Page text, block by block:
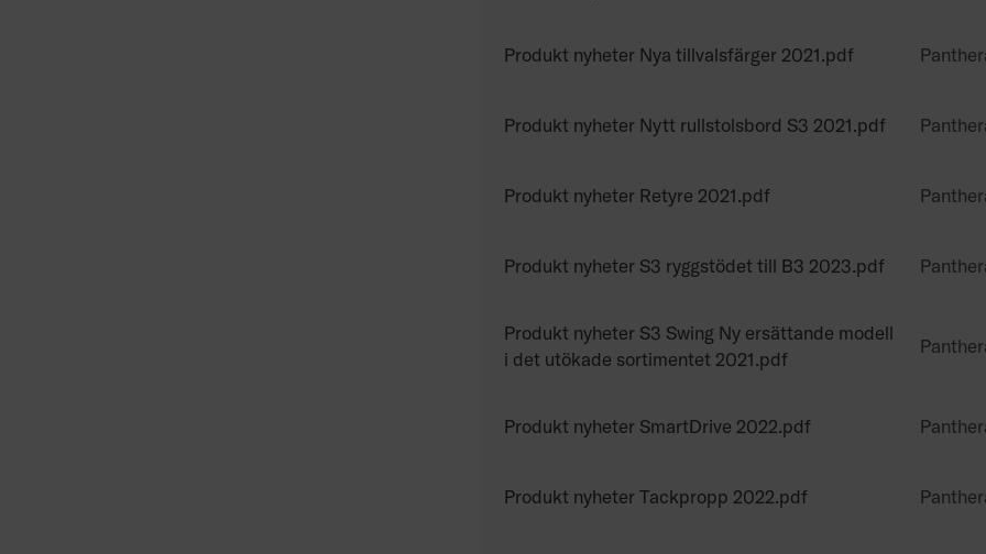
Produkt nyheter Nya tillvalsfärger 2021.pdf
Produkt nyheter Nytt rullstolsbord S3 2021.pdf
Produkt nyheter Retyre 2021.pdf
Produkt nyheter S3 ryggstödet till B3 2023.pdf
Produkt nyheter S3 Swing Ny ersättande modell
i det utökade sortimentet 2021.pdf
Produkt nyheter SmartDrive 2022.pdf
Produkt nyheter Tackpropp 2022.pdf